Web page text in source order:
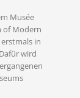
Musée
of Modern
in
wird